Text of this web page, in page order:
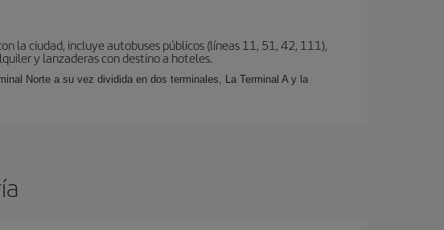
la ciudad, incluye autobuses públicos (líneas 11, 51, 42, 111),
y lanzaderas con destino a hoteles.
Norte a su vez dividida en dos terminales, La Terminal A y la